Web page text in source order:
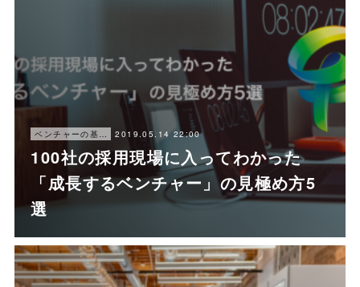
ベンチャーの基本情報 2019.05.14 22:00
100社の採用現場に入ってわかった
「成長するベンチャー」の見極め方5
選